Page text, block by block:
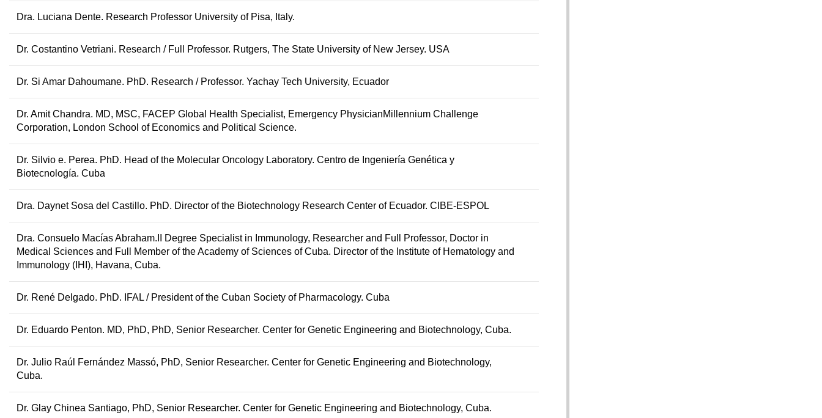
Dra. Luciana Dente. Research Professor University of Pisa, Italy.
Dr. Costantino Vetriani. Research / Full Professor. Rutgers, The State University of New Jersey. USA
Dr. Si Amar Dahoumane. PhD. Research / Professor. Yachay Tech University, Ecuador
Dr. Amit Chandra. MD, MSC, FACEP Global Health Specialist, Emergency PhysicianMillennium Challenge
Corporation, London School of Economics and Political Science.
Dr. Silvio e. Perea. PhD. Head of the Molecular Oncology Laboratory. Centro de Ingeniería Genética y
Biotecnología. Cuba
Dra. Daynet Sosa del Castillo. PhD. Director of the Biotechnology Research Center of Ecuador. CIBE-ESPOL
Dra. Consuelo Macías Abraham. II Degree Specialist in Immunology, Researcher and Full Professor, Doctor in
Medical Sciences and Full Member of the Academy of Sciences of Cuba. Director of the Institute of Hematology and
Immunology (IHI), Havana, Cuba.
Dr. René Delgado. PhD. IFAL / President of the Cuban Society of Pharmacology. Cuba
Dr. Eduardo Penton. MD, PhD, PhD, Senior Researcher. Center for Genetic Engineering and Biotechnology, Cuba.
Dr. Julio Raúl Fernández Massó, PhD, Senior Researcher. Center for Genetic Engineering and Biotechnology,
Cuba.
Dr. Glay Chinea Santiago, PhD, Senior Researcher. Center for Genetic Engineering and Biotechnology, Cuba.